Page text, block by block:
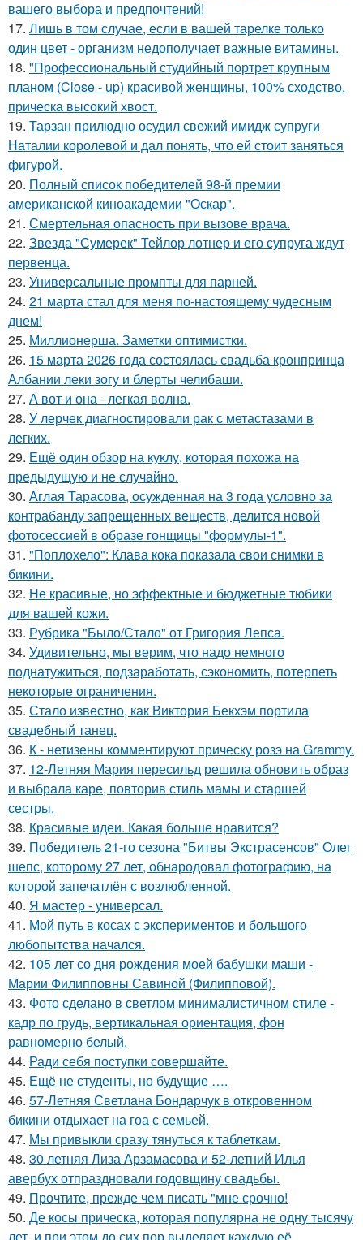
вашего выбора и предпочтений!
17. Лишь в том случае, если в вашей тарелке только
один цвет - организм недополучает важные витамины.
18. "Профессиональный студийный портрет крупным
планом (Close - up) красивой женщины, 100% сходство,
прическа высокий хвост.
19. Тарзан прилюдно осудил свежий имидж супруги
Наталии королевой и дал понять, что ей стоит заняться
фигурой.
20. Полный список победителей 98-й премии
американской киноакадемии "Оскар".
21. Смертельная опасность при вызове врача.
22. Звезда "Сумерек" Тейлор лотнер и его супруга ждут
первенца.
23. Универсальные промпты для парней.
24. 21 марта стал для меня по-настоящему чудесным
днем!
25. Миллионерша. Заметки оптимистки.
26. 15 марта 2026 года состоялась свадьба кронпринца
Албании леки зогу и блерты челибаши.
27. А вот и она - легкая волна.
28. У лерчек диагностировали рак с метастазами в
легких.
29. Ещё один обзор на куклу, которая похожа на
предыдущую и не случайно.
30. Аглая Тарасова, осужденная на 3 года условно за
контрабанду запрещенных веществ, делится новой
фотосессией в образе гонщицы "формулы-1".
31. "Поплохело": Клава кока показала свои снимки в
бикини.
32. Не красивые, но эффектные и бюджетные тюбики
для вашей кожи.
33. Рубрика "Было/Стало" от Григория Лепса.
34. Удивительно, мы верим, что надо немного
поднатужиться, подзаработать, сэкономить, потерпеть
некоторые ограничения.
35. Стало известно, как Виктория Бекхэм портила
свадебный танец.
36. К - нетизены комментируют прическу розэ на Grammy.
37. 12-Летняя Мария пересильд решила обновить образ
и выбрала каре, повторив стиль мамы и старшей
сестры.
38. Красивые идеи. Какая больше нравится?
39. Победитель 21-го сезона "Битвы Экстрасенсов" Олег
шепс, которому 27 лет, обнародовал фотографию, на
которой запечатлён с возлюбленной.
40. Я мастер - универсал.
41. Мой путь в косах с экспериментов и большого
любопытства начался.
42. 105 лет со дня рождения моей бабушки маши -
Марии Филипповны Савиной (Филипповой).
43. Фото сделано в светлом минималистичном стиле -
кадр по грудь, вертикальная ориентация, фон
равномерно белый.
44. Ради себя поступки совершайте.
45. Ещё не студенты, но будущие ….
46. 57-Летняя Светлана Бондарчук в откровенном
бикини отдыхает на гоа с семьей.
47. Мы привыкли сразу тянуться к таблеткам.
48. 30 летняя Лиза Арзамасова и 52-летний Илья
авербух отпраздновали годовщину свадьбы.
49. Прочтите, прежде чем писать "мне срочно!
50. Де косы прическа, которая популярна не одну тысячу